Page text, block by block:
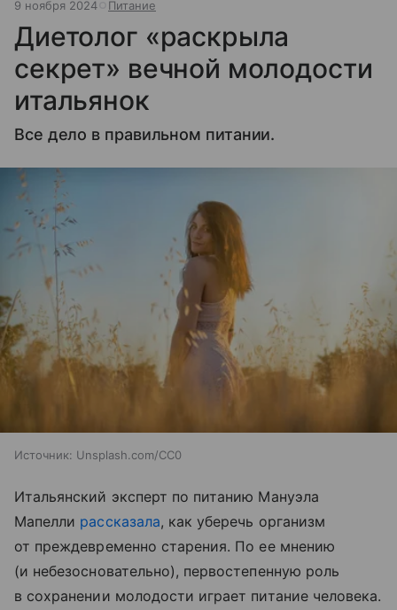
9 ноября 2024 Питание
Диетолог «раскрыла
секрет» вечной молодости
итальянок
Все дело в правильном питании.
Источник: Unsplash.com/CC0
Итальянский эксперт по питанию Мануэла
Мапелли рассказала, как уберечь организм
от преждевременно старения. По ее мнению
(и небезосновательно), первостепенную роль
в сохранении молодости играет питание человека.